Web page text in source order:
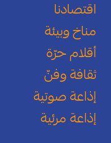
اقتصادنا
مناخ وبيئة
أقلام حرّة
ثقافة وفنّ
إذاعة صوتية
إذاعة مرئية